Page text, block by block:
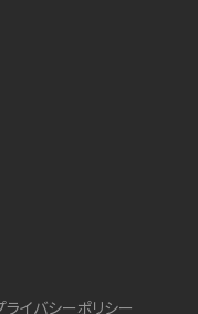
ライバシーポリシー